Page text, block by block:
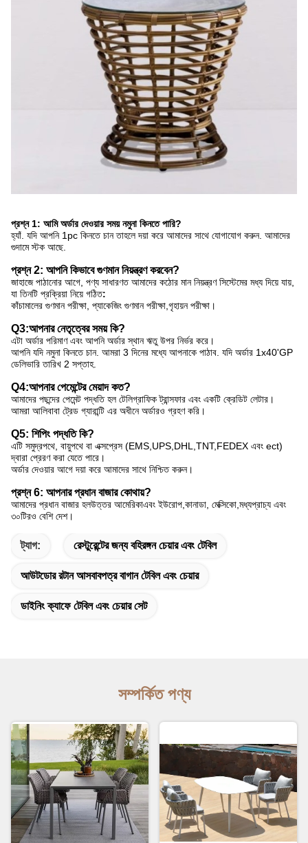
প্রশ্ন 1: আমি অর্ডার দেওয়ার সময় নমুনা কিনতে পারি?
হ্যাঁ. যদি আপনি 1pc কিনতে চান তাহলে দয়া করে আমাদের সাথে যোগাযোগ করুন. আমাদের
গুদামে স্টক আছে.
প্রশ্ন 2: আপনি কিভাবে গুণমান নিয়ন্ত্রণ করবেন?
জাহাজে পাঠানোর আগে, পণ্য সাধারণত আমাদের কঠোর মান নিয়ন্ত্রণ সিস্টেমের মধ্য দিয়ে যায়,
যা তিনটি প্রক্রিয়া নিয়ে গঠিত:
কাঁচামালের গুণমান পরীক্ষা, প্যাকেজিং গুণমান পরীক্ষা,গৃহায়ন পরীক্ষা।
Q3:আপনার নেতৃত্বের সময় কি?
এটা অর্ডার পরিমাণ এবং আপনি অর্ডার স্থান ঋতু উপর নির্ভর করে।
আপনি যদি নমুনা কিনতে চান. আমরা 3 দিনের মধ্যে আপনাকে পাঠাব. যদি অর্ডার 1x40'GP
ডেলিভারি তারিখ 2 সপ্তাহ.
Q4:আপনার পেমেন্টের মেয়াদ কত?
আমাদের পছন্দের পেমেন্ট পদ্ধতি হল টেলিগ্রাফিক ট্রান্সফার এবং একটি ক্রেডিট লেটার।
আমরা আলিবাবা ট্রেড গ্যারান্টি এর অধীনে অর্ডারও গ্রহণ করি।
Q5: শিপিং পদ্ধতি কি?
এটি সমুদ্রপথে, বায়ুপথে বা এক্সপ্রেস (EMS,UPS,DHL,TNT,FEDEX এবং ect)
দ্বারা প্রেরণ করা যেতে পারে।
অর্ডার দেওয়ার আগে দয়া করে আমাদের সাথে নিশ্চিত করুন।
প্রশ্ন 6: আপনার প্রধান বাজার কোথায়?
আমাদের প্রধান বাজার হলউত্তর আমেরিকাএবং ইউরোপ,কানাডা, মেক্সিকো,মধ্যপ্রাচ্য এবং
৩০টিরও বেশি দেশ।
ট্যাগ: রেস্টুরেন্টের জন্য বহিরঙ্গন চেয়ার এবং টেবিল
আউটডোর রটান আসবাবপত্র বাগান টেবিল এবং চেয়ার
ডাইনিং ক্যাফে টেবিল এবং চেয়ার সেট
সম্পর্কিত পণ্য